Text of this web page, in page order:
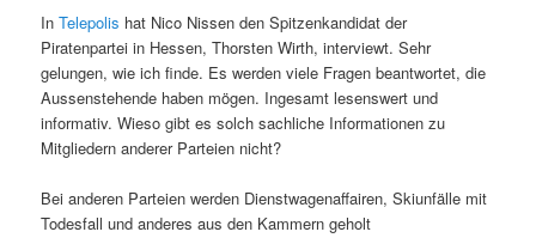
InTelepolis hat Nico Nissen den Spitzenkandidat der
Piratenpartei in Hessen, Thorsten Wirth, interviewt. Sehr
gelungen, wie ich finde. Es werden viele Fragen beantwortet, die
Aussenstehende haben mögen. Ingesamt lesenswert und
informativ. Wieso gibt es solch sachliche Informationen zu
Mitgliedern anderer Parteien nicht?
Bei anderen Parteien werden Dienstwagenaffairen, Skiunfälle mit
Todesfall und anderes aus den Kammern geholt